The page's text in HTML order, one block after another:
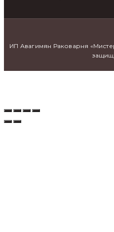
ИП Авагимян Раковарня